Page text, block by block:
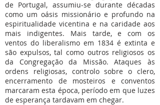
de Portugal, assumiu-se durante décadas
como um oásis missionário e profundo na
espiritualidade vicentina e na caridade aos
mais indigentes. Mais tarde, e com os
ventos do liberalismo em 1834 é extinta e
são expulsos, tal como outros religiosos os
da Congregação da Missão. Ataques às
ordens religiosas, controlo sobre o clero,
encerramento de mosteiros e conventos
marcaram esta época, período em que luzes
de esperança tardavam em chegar.